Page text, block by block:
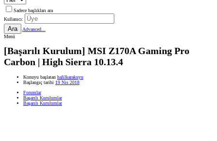
Sadece başlıkları ara
Kullanıcı:
Ara
Advanced...
Menü
[Başarılı Kurulum] MSI Z170A Gaming Pro
Carbon | High Sierra 10.13.4
Konuyu başlatan halilkarakuyu
Başlangıç tarihi 19 Nis 2018
Forumlar
Başarılı Kurulumlar
Başarılı Kurulumlar